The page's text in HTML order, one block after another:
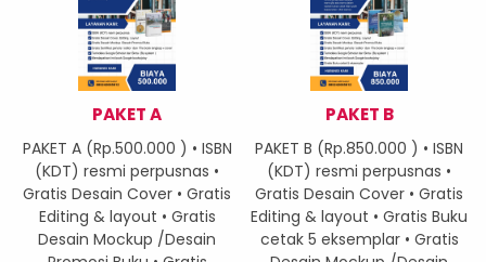
PAKET A
PAKET A (Rp.500.000 ) • ISBN
(KDT) resmi perpusnas •
Gratis Desain Cover • Gratis
Editing & layout • Gratis
Desain Mockup /Desain
PAKET B
PAKET B (Rp.850.000 ) • ISBN
(KDT) resmi perpusnas •
Gratis Desain Cover • Gratis
Editing & layout • Gratis Buku
cetak 5 eksemplar • Gratis